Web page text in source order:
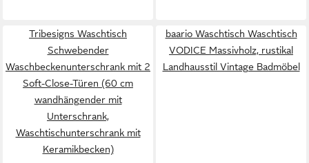
Tribesigns Waschtisch
Schwebender
Waschbeckenunterschrank mit 2
Soft-Close-Türen (60 cm
wandhängender mit
Unterschrank,
Waschtischunterschrank mit
Keramikbecken)
baario Waschtisch Waschtisch
VODICE Massivholz, rustikal
Landhausstil Vintage Badmöbel